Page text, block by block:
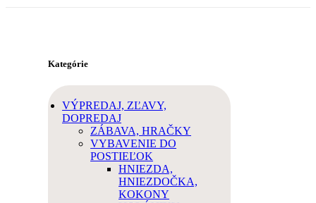
Kategórie
VÝPREDAJ, ZĽAVY,
DOPREDAJ
ZÁBAVA, HRAČKY
VYBAVENIE DO
POSTIEĽOK
HNIEZDA,
HNIEZDOČKA,
KOKONY